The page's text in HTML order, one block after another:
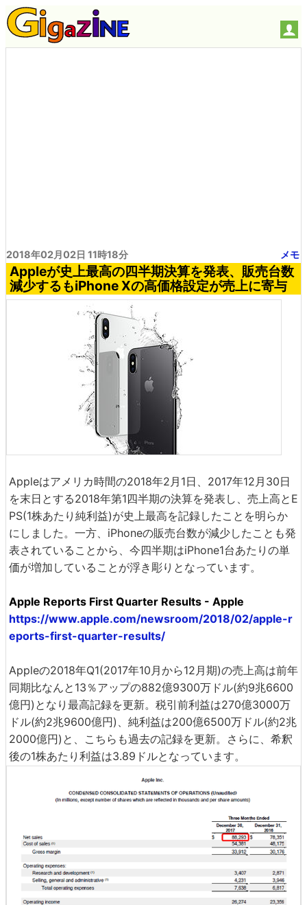
2018年02月02日 11時18分 メモ
Appleが史上最高の四半期決算を発表、販売台数
減少するもiPhone Xの高価格設定が売上に寄与
Appleはアメリカ時間の2018年2月1日、2017年12月30日
を末日とする2018年第1四半期の決算を発表し、売上高とE
PS(1株あたり純利益)が史上最高を記録したことを明らか
にしました。一方、iPhoneの販売台数が減少したことも発
表されていることから、今四半期はiPhone1台あたりの単
価が増加していることが浮き彫りとなっています。
Apple Reports First Quarter Results - Apple
https://www.apple.com/newsroom/2018/02/apple-r
eports-first-quarter-results/
Appleの2018年Q1(2017年10月から12月期)の売上高は前年
同期比なんと13％アップの882億9300万ドル(約9兆6600
億円)となり最高記録を更新。税引前利益は270億3000万
ドル(約2兆9600億円)、純利益は200億6500万ドル(約2兆
2000億円)と、こちらも過去の記録を更新。さらに、希釈
後の1株あたり利益は3.89ドルとなっています。